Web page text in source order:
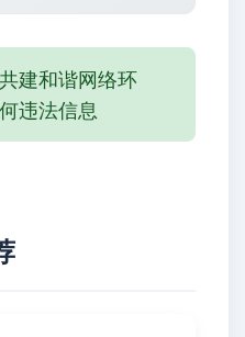
建和谐网络环
违法信息